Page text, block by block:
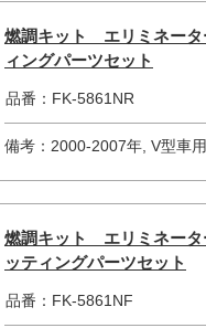
燃調キット エリミネータ
ィングパーツセット
品番：FK-5861NR
備考：2000-2007年, V型車用
燃調キット エリミネータ
ッティングパーツセット
品番：FK-5861NF